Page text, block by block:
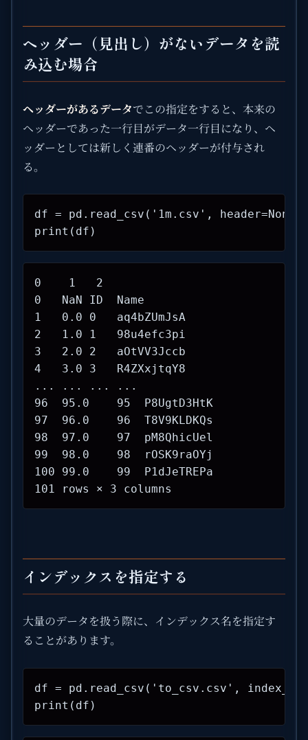
ヘッダー（見出し）がないデータを読
み込む場合
ヘッダーがあるデータでこの指定をすると、本来の
ヘッダーであった一行目がデータ一行目になり、ヘ
ッダーとしては新しく連番のヘッダーが付与され
る。
df = pd.read_csv('1m.csv', header=None)
print(df)
0    1   2
0   NaN ID  Name
1   0.0 0   aq4bZUmJsA
2   1.0 1   98u4efc3pi
3   2.0 2   aOtVV3Jccb
4   3.0 3   R4ZXxjtqY8
... ... ... ...
96  95.0    95  P8UgtD3HtK
97  96.0    96  T8V9KLDKQs
98  97.0    97  pM8QhicUel
99  98.0    98  rOSK9raOYj
100 99.0    99  P1dJeTREPa
101 rows × 3 columns
インデックスを指定する
大量のデータを扱う際に、インデックス名を指定す
ることがあります。
df = pd.read_csv('to_csv.csv',
print(df)